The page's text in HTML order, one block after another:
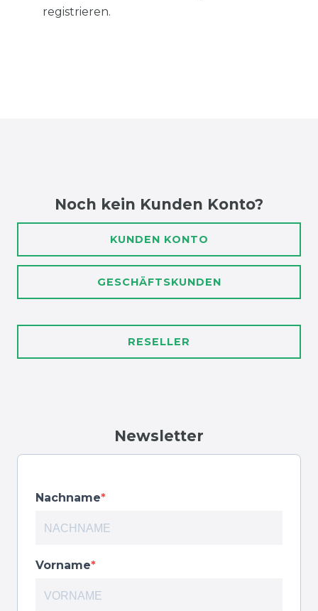
registrieren.
Noch kein Kunden Konto?
KUNDEN KONTO
GESCHÄFTSKUNDEN
RESELLER
Newsletter
Nachname
Vorname